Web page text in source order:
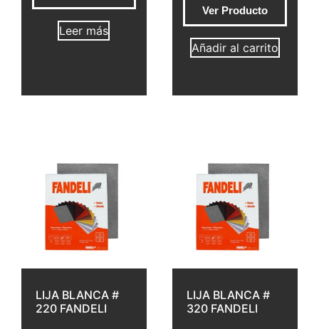
Leer más
Ver Producto
Añadir al carrito
LIJA BLANCA #
220 FANDELI
LIJA BLANCA #
320 FANDELI